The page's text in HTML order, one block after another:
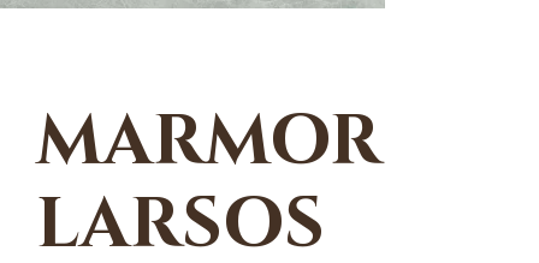
MARMOR
LARSOS